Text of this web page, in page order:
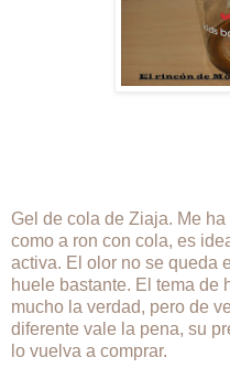
Gel de cola de Ziaja. Me
como a ron con cola, es
activa. El olor no se queda
huele bastante. El tema de
mucho la verdad, pero de
diferente vale la pena, su
lo vuelva a comprar.